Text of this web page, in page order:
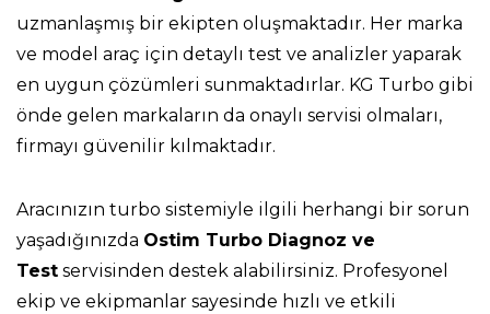
uzmanlaşmış bir ekipten oluşmaktadır. Her marka
ve model araç için detaylı test ve analizler yaparak
en uygun çözümleri sunmaktadırlar. KG Turbo gibi
önde gelen markaların da onaylı servisi olmaları,
firmayı güvenilir kılmaktadır.
Aracınızın turbo sistemiyle ilgili herhangi bir sorun
yaşadığınızda Ostim Turbo Diagnoz ve
Test servisinden destek alabilirsiniz. Profesyonel
ekip ve ekipmanlar sayesinde hızlı ve etkili